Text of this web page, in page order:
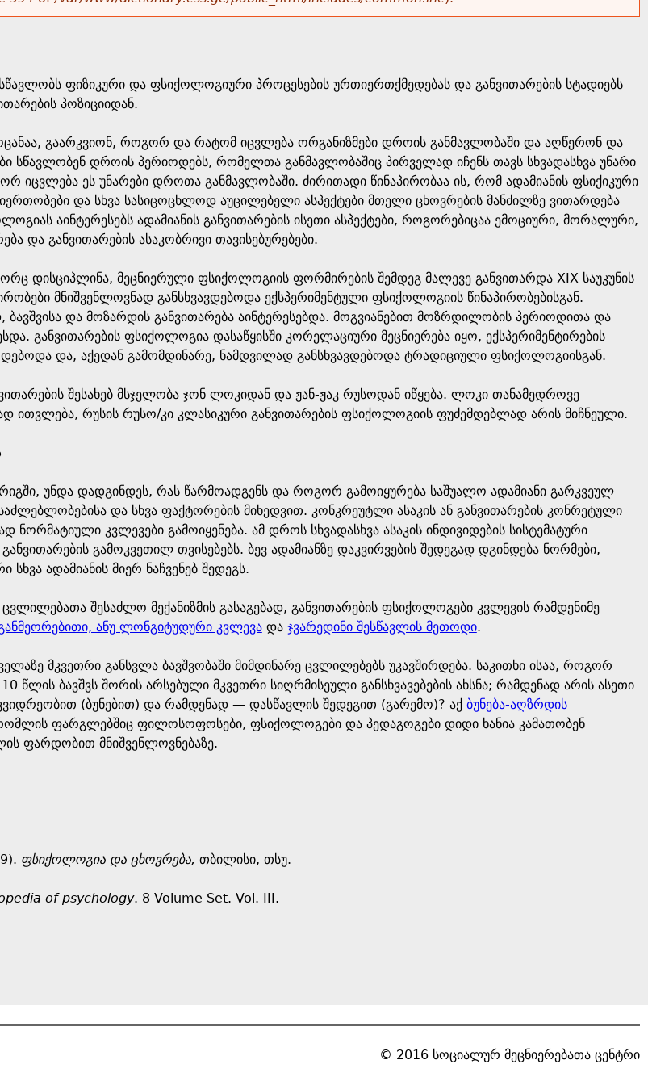
ფიზიკური და ფსიქოლოგიური პროცესების ურთიერთქმედებას და განვითარების სტადიებს
პოზიციიდან.
გაარკვიონ, როგორ და რატომ იცვლება ორგანიზმები დროის განმავლობაში და აღწერონ და
სწავლობენ დროის პერიოდებს, რომელთა განმავლობაშიც პირველად იჩენს თავს სხვადასხვა უნარი
იცვლება ეს უნარები დროთა განმავლობაში. ძირითადი წინაპირობაა ის, რომ ადამიანის ფსიქიკური
და სხვა სასიცოცხლოდ აუცილებელი ასპექტები მთელი ცხოვრების მანძილზე ვითარდება
აინტერესებს ადამიანის განვითარების ისეთი ასპექტები, როგორებიცაა ემოციური, მორალური,
და განვითარების ასაკობრივი თავისებურებები.
დისციპლინა, მეცნიერული ფსიქოლოგიის ფორმირების შემდეგ მალევე განვითარდა XIX საუკუნის
მნიშვენლოვნად განსხვავდებოდა ექსპერიმენტული ფსიქოლოგიის წინაპირობებისგან.
და მოზარდის განვითარება აინტერესებდა. მოგვიანებით მოზრდილობის პერიოდითა და
განვითარების ფსიქოლოგია დასაწყისში კორელაციური მეცნიერება იყო, ექსპერიმენტირების
და, აქედან გამომდინარე, ნამდვილად განსხვავდებოდა ტრადიციული ფსიქოლოგიისგან.
შესახებ მსჯელობა ჯონ ლოკიდან და ჟან-ჟაკ რუსოდან იწყება. ლოკი თანამედროვე
ითვლება, რუსის რუსო/კი კლასიკური განვითარების ფსიქოლოგიის ფუძემდებლად არის მიჩნეული.
უნდა დადგინდეს, რას წარმოადგენს და როგორ გამოიყურება საშუალო ადამიანი გარკვეულ
და სხვა ფაქტორების მიხედვით. კონკრეუტლი ასაკის ან განვითარების კონრეტული
ნორმატიული კვლევები გამოიყენება. ამ დროს სხვადასხვა ასაკის ინდივიდების სისტემატური
გამოკვეთილ თვისებებს. ბევ ადამიანზე დაკვირვების შედეგად დგინდება ნორმები,
სხვა ადამიანის მიერ ნაჩვენებ შედეგს.
ცვლილებათა შესაძლო მექანიზმის გასაგებად, განვითარების ფსიქოლოგები კვლევის რამდენიმე
ანუ ლონგიტუდური კვლევადა ჯვარედინი შესწავლის მეთოდი.
მკვეთრი განსვლა ბავშვობაში მიმდინარე ცვლილებებს უკავშირდება. საკითხი ისაა, როგორ
წლის ბავშვს შორის არსებული მკვეთრი სიღრმისეული განსხვავებების ახსნა; რამდენად არის ასეთი
(ბუნებით) და რამდენად — დასწავლის შედეგით (გარემო)? აქ ბუნება-აღზრდის
ფარგლებშიც ფილოსოფოსები, ფსიქოლოგები და პედაგოგები დიდი ხანია კამათობენ
ფარდობით მნიშვენლოვნებაზე.
ფსიქოლოგია და ცხოვრება, თბილისი, თსუ.
of psychology. 8 Volume Set. Vol. III.
© 2016 სოციალურ მეცნიერებათა ცენტრი